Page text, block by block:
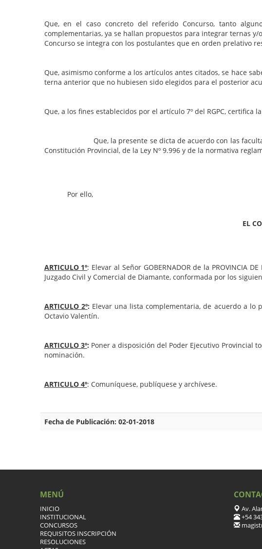
Que, en el caso concreto del referido Concurso, tanto
complementarias, ya se hallan propuestos para integrar ternas
Concurso se integra con los postulantes que en orden prelativo
Que, asimismo conforme a los artículos antes citados, se hace
terna anterior que no hubiesen sido elegidos para el posterior
Que, a los fines establecidos por el artículo 7º del RGPC, certifica
Que, la presente se dicta de acuerdo con las facultades y
Constitución Provincial, de la Ley Nº 9.996 y de la normativa
Por ello,
EL
ARTICULO 1º: Elevar al Señor GOBERNADOR de la PROVINCIA
Juzgado Civil y Comercial de Diamante, conformada por los
ARTICULO 2º: Elevar una lista complementaria, de acuerdo a lo
Octavio Valentín.
ARTICULO 3º: Poner a disposición del Poder Ejecutivo Provincial
nominación.
ARTICULO 4º: Comuníquese, publíquese y archívese.
Fecha de Publicación: 02-01-2018
MENÚ
INICIO
INSTITUCIONAL
CONCURSOS
REQUISITOS INSCRIPCIÓN
RESOLUCIONES
Av.
+54